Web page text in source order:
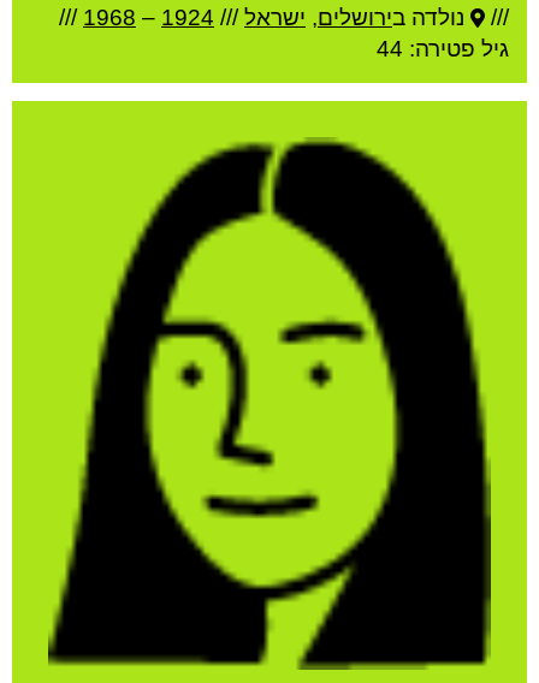
///
נולדה בירושלים, ישראל///
1924
–
1968
///
גיל פטירה: 44